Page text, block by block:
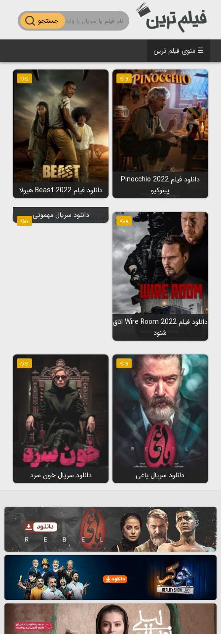
جستجو
☰ منوی فیلم ترین
ویژه
دانلود فیلم Pinocchio 2022
پینوکیو
ویژه
دانلود فیلم Beast 2022 هیولا
ویژه
دانلود فیلم Wire Room 2022 اتاق
شنود
ویژه
دانلود سریال مهمونی
ویژه
دانلود سریال یاغی
ویژه
دانلود سریال خون سرد